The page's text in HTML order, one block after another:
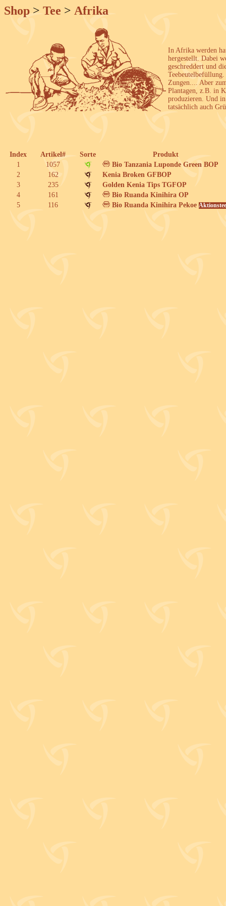
Shop > Tee > Afrika
In Afrika werden
hergestellt. Dabei
geschreddert und
Zungen.... Aber
Plantagen, z.B. in
produzieren. Und
tatsächlich auch
Index Artikel# Sorte
Produkt
1
1057
Bio Tanzania Luponde Green BOP
2
162
Kenia Broken GFBOP
3
235
Golden Kenia Tips TGFOP
4
161
Bio Ruanda Kinihira OP
5
116 Bio Ruanda Kinihira Pekoe Aktionstee